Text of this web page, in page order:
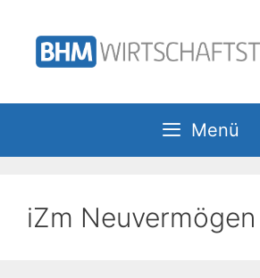
Inhalt
springen
Menü
iZm Neuvermögen